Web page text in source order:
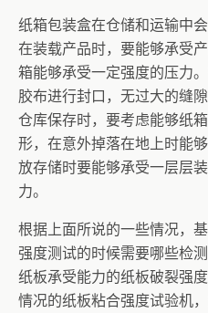
纸箱包装盒在仓储和运输中
在装载产品时，要能够承受
箱能够承受一定强度的压力
胶布进行封口，无过大的缝
仓库保存时，要考虑能够纸
形，在意外掉落在地上时能
放存储时要能够承受一层层
力。
根据上面所说的一些情况，
强度测试的时候需要哪些检
纸板承受能力的纸板破裂强
情况的纸板粘合强度试验机